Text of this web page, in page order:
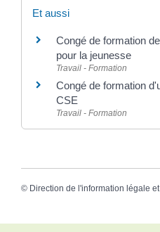
Et aussi
Congé de formation
pour la jeunesse
Travail - Formation
Congé de formation
CSE
Travail - Formation
© Direction de l'information légale